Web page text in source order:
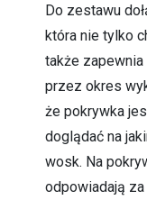
Do zestawu
która nie tylko
także zapewnia
przez okres
że pokrywka
doglądać na
wosk. Na
odpowiadają